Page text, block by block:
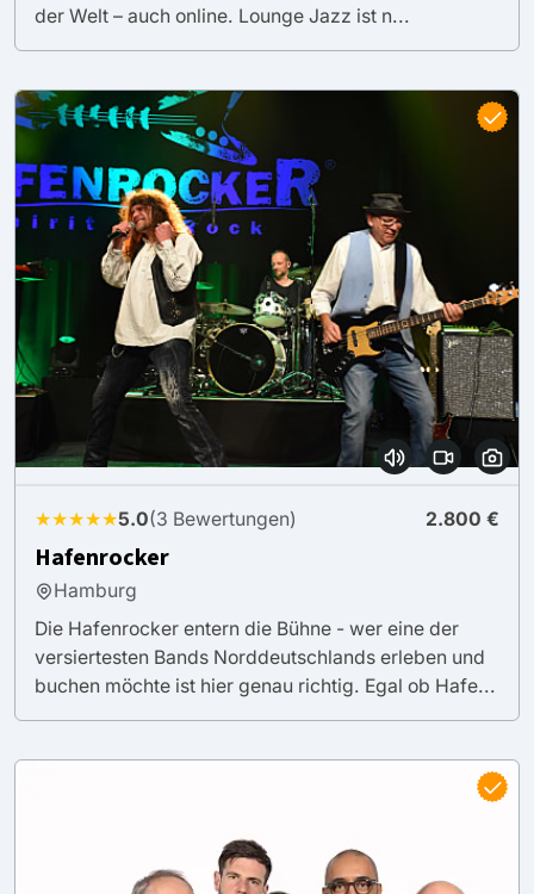
der Welt – auch online. Lounge Jazz ist n...
★★★★★5.0(3 Bewertungen) 2.800 €
Hafenrocker
Hamburg
Die Hafenrocker entern die Bühne - wer eine der
versiertesten Bands Norddeutschlands erleben und
buchen möchte ist hier genau richtig. Egal ob Hafe...